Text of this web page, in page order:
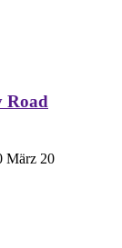
Road
März 20